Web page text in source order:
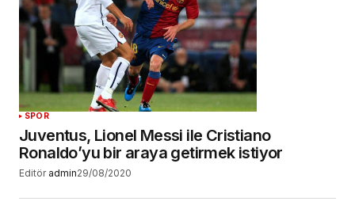
SPOR
Juventus, Lionel Messi ile Cristiano
Ronaldo’yu bir araya getirmek istiyor
Editör admin29/08/2020